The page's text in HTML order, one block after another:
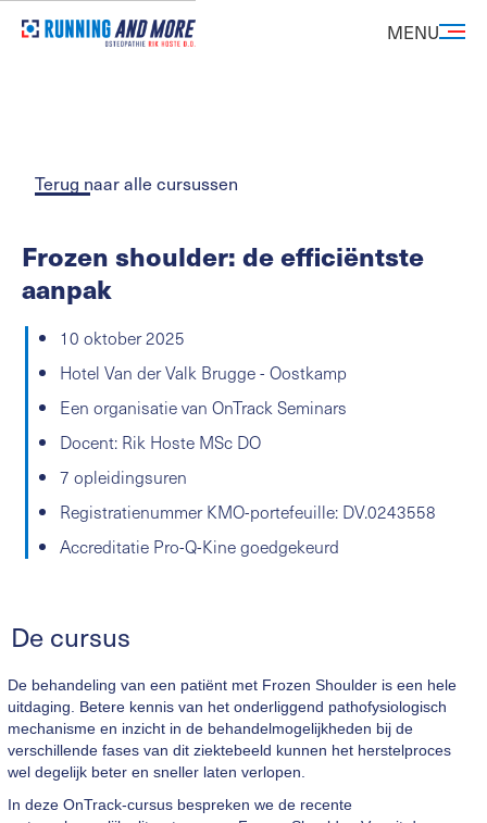
MENU
Terug naar alle cursussen
Frozen shoulder: de efficiëntste
aanpak
10 oktober 2025
Hotel Van der Valk Brugge - Oostkamp
Een organisatie van OnTrack Seminars
Docent: Rik Hoste MSc DO
7 opleidingsuren
Registratienummer KMO-portefeuille: DV.0243558
Accreditatie Pro-Q-Kine goedgekeurd
De cursus
De behandeling van een patiënt met Frozen Shoulder is een hele
uitdaging. Betere kennis van het onderliggend pathofysiologisch
mechanisme en inzicht in de behandelmogelijkheden bij de
verschillende fases van dit ziektebeeld kunnen het herstelproces
wel degelijk beter en sneller laten verlopen.
In deze OnTrack-cursus bespreken we de recente